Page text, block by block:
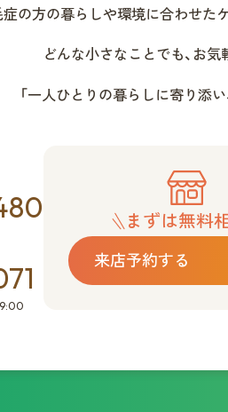
症の方の暮らしや環境に合わせた
どんな小さなことでも、 お気
「一人ひとりの暮らしに寄り添い
まずは無料
来店予約する